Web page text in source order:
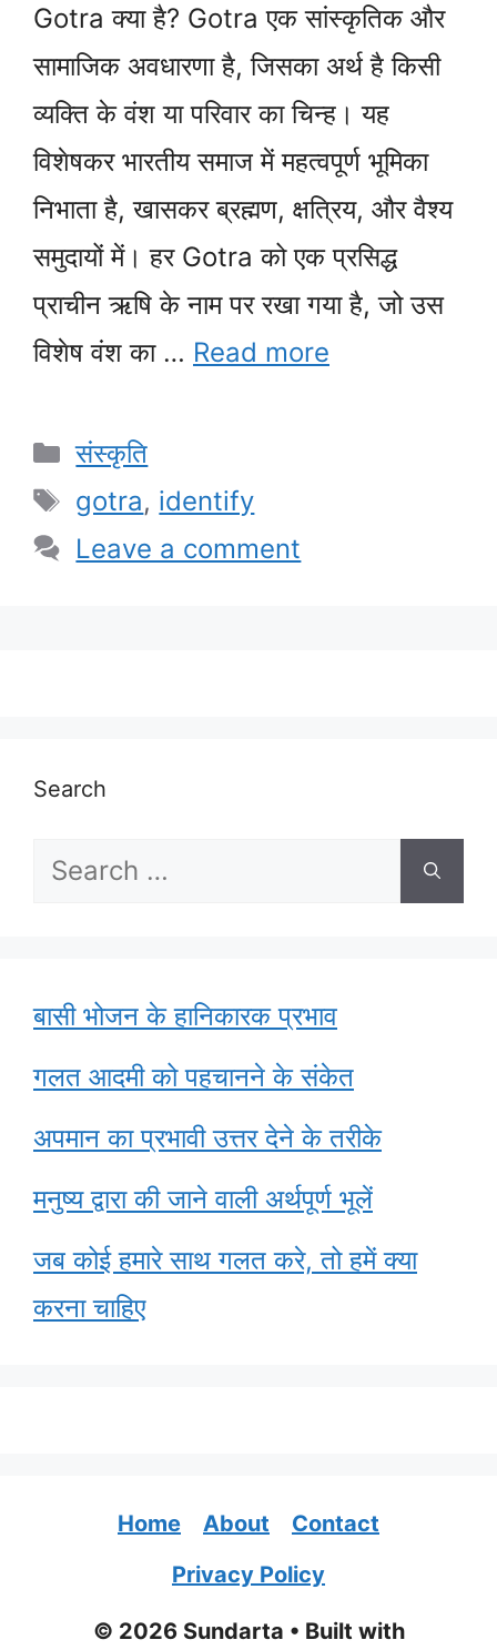
Gotra क्या है? Gotra एक सांस्कृतिक और
सामाजिक अवधारणा है, जिसका अर्थ है किसी
व्यक्ति के वंश या परिवार का चिन्ह। यह
विशेषकर भारतीय समाज में महत्वपूर्ण भूमिका
निभाता है, खासकर ब्रह्मण, क्षत्रिय, और वैश्य
समुदायों में। हर Gotra को एक प्रसिद्ध
प्राचीन ऋषि के नाम पर रखा गया है, जो उस
विशेष वंश का … Read more
Categories
संस्कृति
Tags
gotra, identify
Leave a comment
Search
Search
बासी भोजन के हानिकारक प्रभाव
गलत आदमी को पहचानने के संकेत
अपमान का प्रभावी उत्तर देने के तरीके
मनुष्य द्वारा की जाने वाली अर्थपूर्ण भूलें
जब कोई हमारे साथ गलत करे, तो हमें क्या
करना चाहिए
Home About
Contact
Privacy Policy
© 2026 Sundarta • Built with